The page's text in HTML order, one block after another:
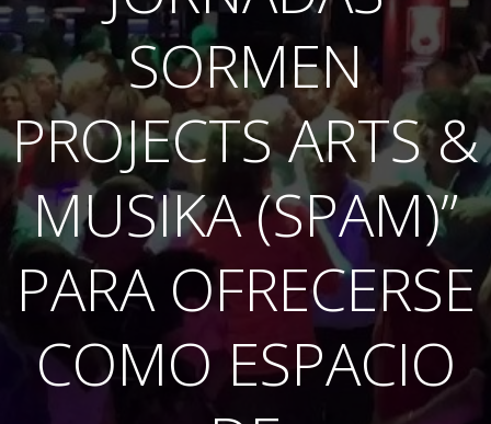
SORMEN
PROJECTS ARTS &
MUSIKA (SPAM)”
PARA OFRECERSE
COMO ESPACIO